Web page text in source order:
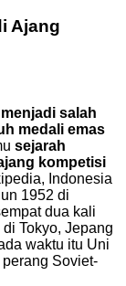
Ajang
salah
medali emas
sejarah
kompetisi
Indonesia
1952 di
dua kali
Tokyo, Jepang
waktu itu Uni
Soviet-